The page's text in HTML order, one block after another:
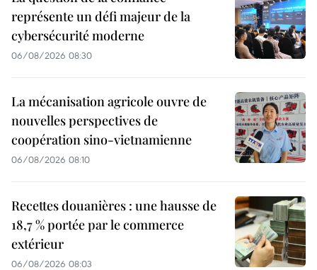
représente un défi majeur de la
cybersécurité moderne
06/08/2026 08:30
La mécanisation agricole ouvre de
nouvelles perspectives de
coopération sino-vietnamienne
06/08/2026 08:10
Recettes douanières : une hausse de
18,7 % portée par le commerce
extérieur
06/08/2026 08:03